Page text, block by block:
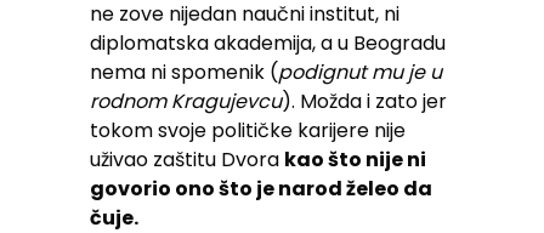
ne zove nijedan naučni institut, ni
diplomatska akademija, a u Beogradu
nema ni spomenik (podignut mu je u
rodnom Kragujevcu). Možda i zato jer
tokom svoje političke karijere nije
uživao zaštitu Dvora kao što nije ni
govorio ono što je narod želeo da
čuje.